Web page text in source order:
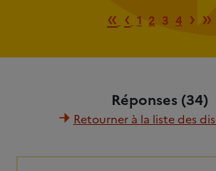
Première
« Page
‹ 1 2 3 4 › »
Réponses (34)
Retourner à la liste des